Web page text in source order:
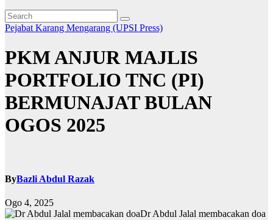
Pejabat Karang Mengarang (UPSI Press)
PKM ANJUR MAJLIS
PORTFOLIO TNC (PI)
BERMUNAJAT BULAN
OGOS 2025
ByBazli Abdul Razak
Ogo 4, 2025
Dr Abdul Jalal membacakan doa